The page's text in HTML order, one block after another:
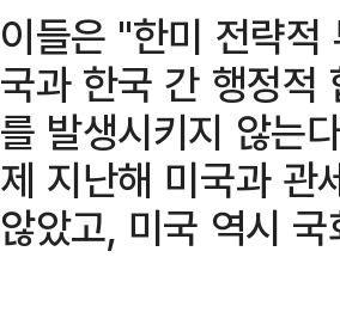
이들은 "한미 전략
국과 한국 간 행정적
를 발생시키지 않는
제 지난해 미국과 관
않았고, 미국 역시